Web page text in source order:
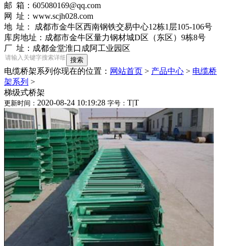
邮 箱：605080169@qq.com
网 址：www.scjh028.com
地 址： 成都市金牛区西南钢铁交易中心12栋1层105-106号
库房地址：成都市金牛区量力钢材城D区（东区）9栋8号
厂 址：成都金堂淮口成阿工业园区
电缆桥架系列 你现在的位置： 网站首页 > 产品中心 > 电缆桥
架系列 >
梯级式桥架
更新时间： 2020-08-24 10:19:28 字号： T|T